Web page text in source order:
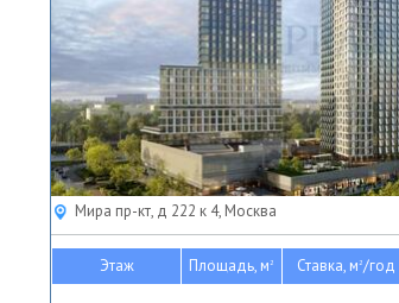
Мира пр-кт, д 222 к 4, Москва
Этаж Площадь, м2 Ставка, м2/год